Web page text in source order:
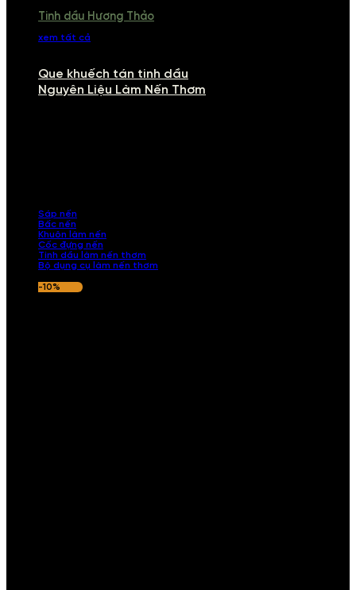
Tinh dầu Hương Thảo
xem tất cả
Que khuếch tán tinh dầu
Nguyên Liệu Làm Nến Thơm
Sáp nến
Bấc nến
Khuôn làm nến
Cốc đựng nến
Tinh dầu làm nến thơm
Bộ dụng cụ làm nến thơm
-10%